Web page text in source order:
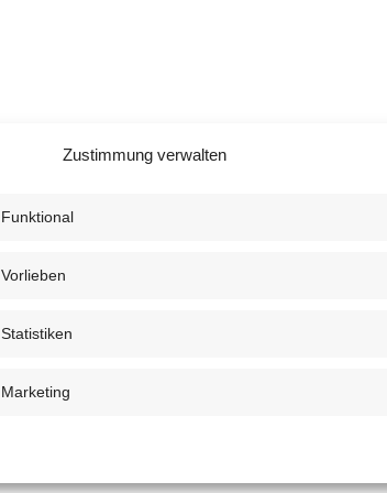
Zustimmung verwalten
Funktional
Vorlieben
Statistiken
Marketing